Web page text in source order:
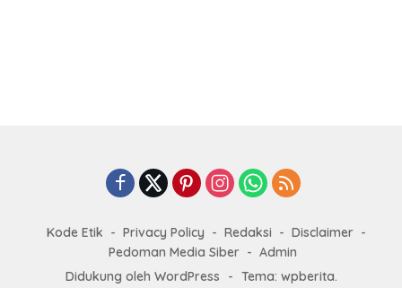
Kode Etik Privacy Policy Redaksi
Disclaimer
Pedoman Media Siber
Admin
Didukung oleh WordPress
- Tema: wpberita.